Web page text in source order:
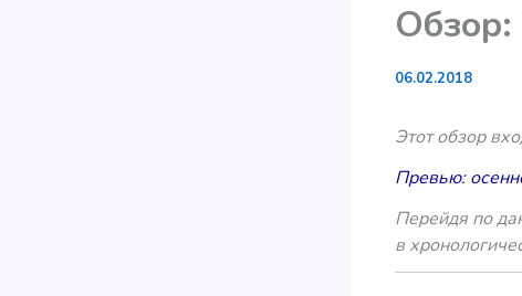
Обзор:
06.02.2018
Этот обзор
Превью:
Перейдя по
в